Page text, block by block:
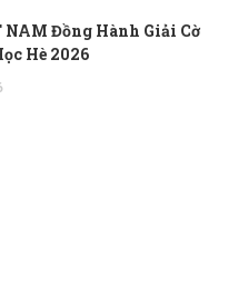
NAM Đồng Hành Giải Cờ
Hè 2026